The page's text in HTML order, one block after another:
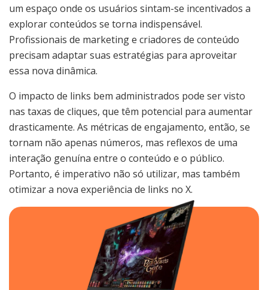
um espaço onde os usuários sintam-se incentivados a
explorar conteúdos se torna indispensável.
Profissionais de marketing e criadores de conteúdo
precisam adaptar suas estratégias para aproveitar
essa nova dinâmica.
O impacto de links bem administrados pode ser visto
nas taxas de cliques, que têm potencial para aumentar
drasticamente. As métricas de engajamento, então, se
tornam não apenas números, mas reflexos de uma
interação genuína entre o conteúdo e o público.
Portanto, é imperativo não só utilizar, mas também
otimizar a nova experiência de links no X.